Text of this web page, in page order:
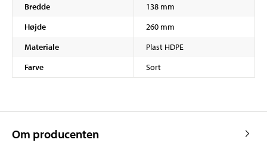
Bredde
138 mm
Højde
260 mm
Materiale
Plast HDPE
Farve
Sort
Om producenten